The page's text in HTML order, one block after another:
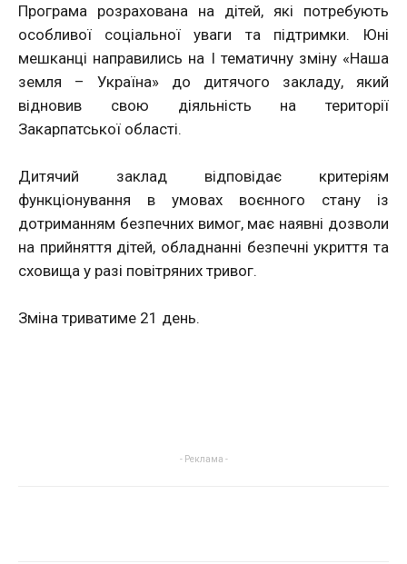
Програма розрахована на дітей, які потребують
особливої соціальної уваги та підтримки. Юні
мешканці направились на I тематичну зміну «Наша
земля – Україна» до дитячого закладу, який
відновив свою діяльність на території
Закарпатської області.
Дитячий заклад відповідає критеріям
функціонування в умовах воєнного стану із
дотриманням безпечних вимог, має наявні дозволи
на прийняття дітей, обладнанні безпечні укриття та
сховища у разі повітряних тривог.
Зміна триватиме 21 день.
- Реклама -